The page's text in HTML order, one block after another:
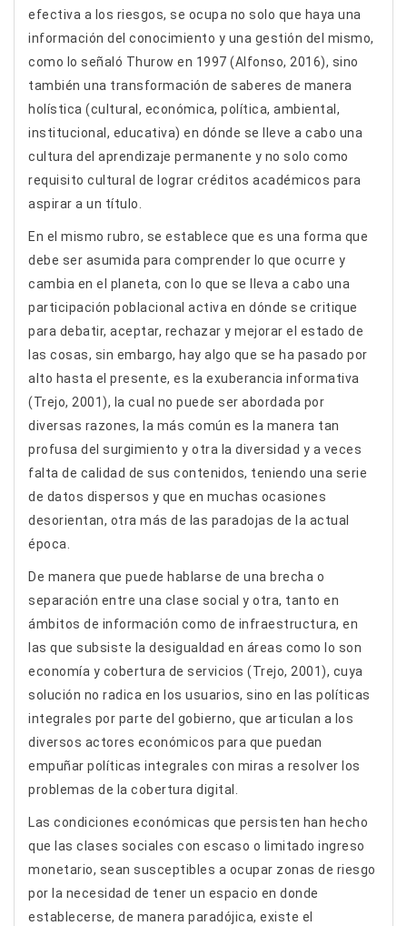
efectiva a los riesgos, se ocupa no solo que haya una
información del conocimiento y una gestión del mismo,
como lo señaló Thurow en 1997 (Alfonso, 2016), sino
también una transformación de saberes de manera
holística (cultural, económica, política, ambiental,
institucional, educativa) en dónde se lleve a cabo una
cultura del aprendizaje permanente y no solo como
requisito cultural de lograr créditos académicos para
aspirar a un título.
En el mismo rubro, se establece que es una forma que
debe ser asumida para comprender lo que ocurre y
cambia en el planeta, con lo que se lleva a cabo una
participación poblacional activa en dónde se critique
para debatir, aceptar, rechazar y mejorar el estado de
las cosas, sin embargo, hay algo que se ha pasado por
alto hasta el presente, es la exuberancia informativa
(Trejo, 2001), la cual no puede ser abordada por
diversas razones, la más común es la manera tan
profusa del surgimiento y otra la diversidad y a veces
falta de calidad de sus contenidos, teniendo una serie
de datos dispersos y que en muchas ocasiones
desorientan, otra más de las paradojas de la actual
época.
De manera que puede hablarse de una brecha o
separación entre una clase social y otra, tanto en
ámbitos de información como de infraestructura, en
las que subsiste la desigualdad en áreas como lo son
economía y cobertura de servicios (Trejo, 2001), cuya
solución no radica en los usuarios, sino en las políticas
integrales por parte del gobierno, que articulan a los
diversos actores económicos para que puedan
empuñar políticas integrales con miras a resolver los
problemas de la cobertura digital.
Las condiciones económicas que persisten han hecho
que las clases sociales con escaso o limitado ingreso
monetario, sean susceptibles a ocupar zonas de riesgo
por la necesidad de tener un espacio en donde
establecerse, de manera paradójica, existe el